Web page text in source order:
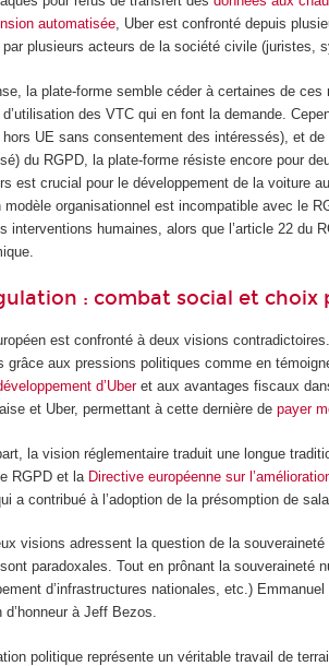
automatisée, Uber est confronté depuis
par plusieurs acteurs de la société civile (juristes,
la plate-forme semble céder à certaines de
des VTC qui en font la demande.
hors UE sans consentement des intéressés), et
du RGPD, la plate-forme résiste encore pour
est crucial pour le développement de la voiture
modèle organisationnel est incompatible avec le
interventions humaines, alors que l’article 22 du
: combat social et choix
est confronté à deux visions
grâce aux pressions politiques comme en
d’Uberet aux avantages fiscaux
et Uber, permettant à cette dernière depayer
la vision réglementaire traduit une longue
RGPD et la Directive européenne sur
a contribué à l’adoption de la présomption de
visions adressent la question de la
paradoxales. Tout en prônant la souveraineté
d’infrastructures nationales, etc.)
d’honneur à Jeff Bezos.
politique représente un véritable travail de